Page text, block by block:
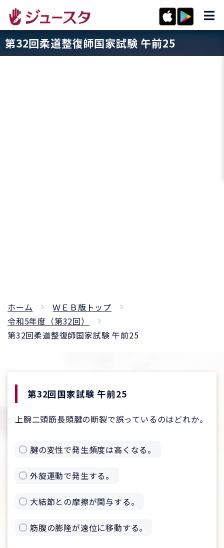
第32回柔道整復師国家試験 午前25
ホーム
ＷＥＢ版トップ
令和5年度（第32回）
第32回柔道整復師国家試験 午前25
第32回国家試験 午前25
上腕二頭筋長頭腱の断裂で誤っているのはどれか。
腱の変性で発生頻度は高くなる。
外旋運動で発生する。
大結節との摩擦が関与する。
筋腹の膨隆が遠位に移動する。